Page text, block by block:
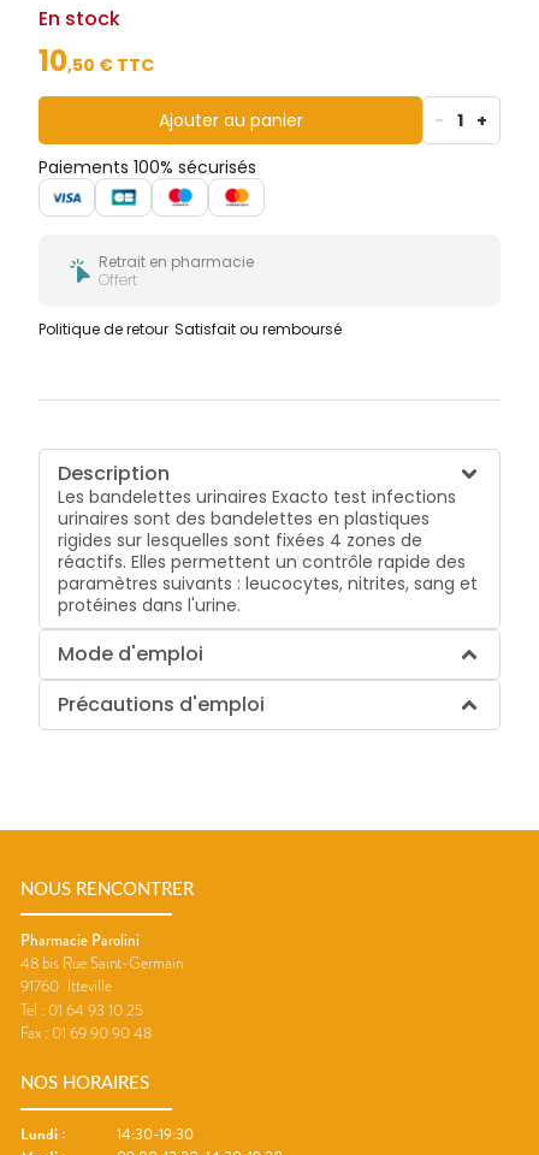
En stock
10,50 € TTC
Ajouter au panier - 1 +
Paiements 100% sécurisés
Retrait en pharmacie
Offert
Politique de retour Satisfait ou remboursé
Description
Les bandelettes urinaires Exacto test infections
urinaires sont des bandelettes en plastiques
rigides sur lesquelles sont fixées 4 zones de
réactifs. Elles permettent un contrôle rapide des
paramètres suivants : leucocytes, nitrites, sang et
protéines dans l'urine.
Mode d'emploi
Précautions d'emploi
NOUS RENCONTRER
Pharmacie Parolini
48 bis Rue Saint-Germain
91760 Itteville
Tel : 01 64 93 10 25
Fax : 01 69 90 90 48
NOS HORAIRES
Lundi :
14:30-19:30